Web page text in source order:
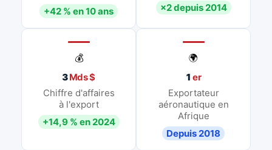
+42 % en 10 ans
×2 depuis 2014
💰
3Mds $
Chiffre d'affaires
à l'export
+14,9 % en 2024
🌍
1 er
Exportateur
aéronautique en
Afrique
Depuis 2018